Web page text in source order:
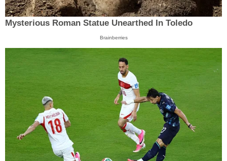
Mysterious Roman Statue Unearthed In Toledo
Brainberries